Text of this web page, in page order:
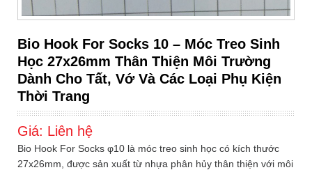
Bio Hook For Socks 10 – Móc Treo Sinh
Học 27x26mm Thân Thiện Môi Trường
Dành Cho Tất, Vớ Và Các Loại Phụ Kiện
Thời Trang
Giá: Liên hệ
Bio Hook For Socks φ10 là móc treo sinh học có kích thước
27x26mm, được sản xuất từ nhựa phân hủy thân thiện với môi